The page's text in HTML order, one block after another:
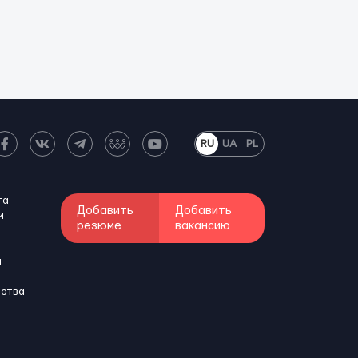
RU UA PL
Добавить
резюме
Добавить
вакансию